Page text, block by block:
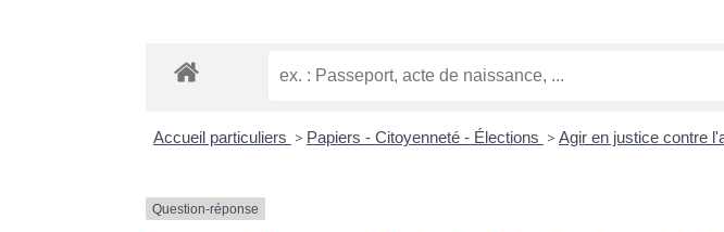
Accueil particuliers > Papiers - Citoyenneté - Élections > Agir en justice contre
Question-réponse